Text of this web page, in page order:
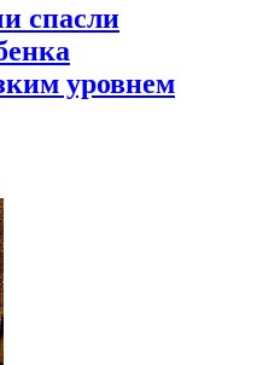
спасли
уровнем